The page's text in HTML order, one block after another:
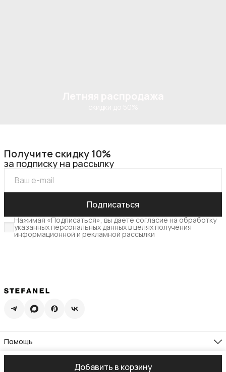
Добавить в корзину
Получите скидку 10%
за подписку на рассылку
Подписаться
Нажимая «Подписаться», вы даете согласие на обработку
указанных персональных данных в целях получения
информационной и рекламной рассылки
Помощь
Доставка